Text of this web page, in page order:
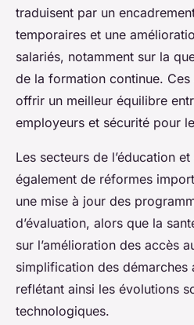
traduisent par un
temporaires et une
salariés, notamment sur la
de la formation continue.
offrir un meilleur équilibre
employeurs et sécurité pour
Les secteurs de l’éducation
également de réformes
une mise à jour des
d’évaluation, alors que la
sur l’amélioration des accès
simplification des démarches
reflétant ainsi les évolutions
technologiques.